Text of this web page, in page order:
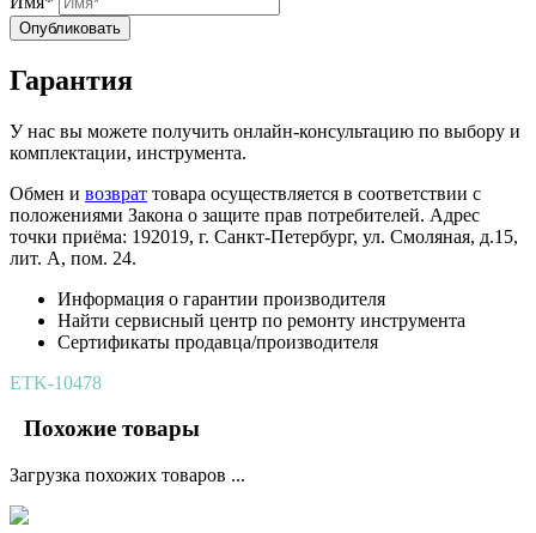
Опубликовать
Гарантия
У нас вы можете получить онлайн-консультацию по выбору и
комплектации, инструмента.
Обмен и возврат товара осуществляется в соответствии с
положениями Закона о защите прав потребителей. Адрес
точки приёма: 192019, г. Санкт-Петербург, ул. Смоляная, д.15,
лит. А, пом. 24.
Информация о гарантии производителя
Найти сервисный центр по ремонту инструмента
Сертификаты продавца/производителя
ETK-10478
Похожие товары
Загрузка похожих товаров ...